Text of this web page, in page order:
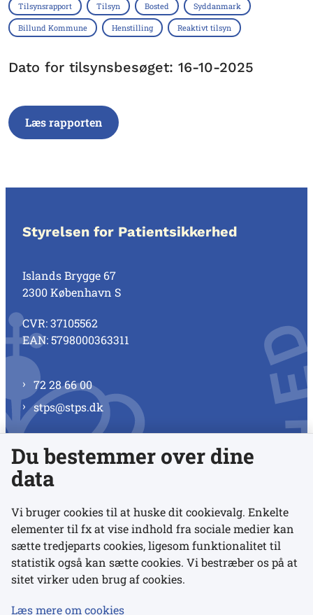
Tilsynsrapport Tilsyn Bosted Syddanmark
Billund Kommune Henstilling Reaktivt tilsyn
Dato for tilsynsbesøget: 16-10-2025
Læs rapporten
Styrelsen for Patientsikkerhed
Islands Brygge 67
2300 København S
CVR: 37105562
EAN: 5798000363311
72 28 66 00
stps@stps.dk
Se alle kontaktnumre
Links
Udgivelser
Du bestemmer over dine
data
Vi bruger cookies til at huske dit cookievalg. Enkelte
elementer til fx at vise indhold fra sociale medier kan
sætte tredjeparts cookies, ligesom funktionalitet til
statistik også kan sætte cookies. Vi bestræber os på at
sitet virker uden brug af cookies.
Læs mere om cookies